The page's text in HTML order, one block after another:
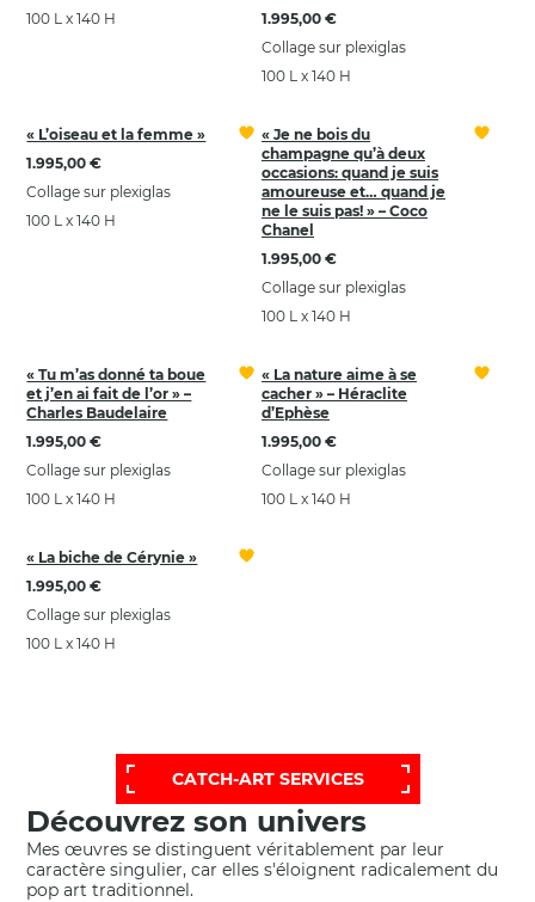
100 L x 140 H
1.995,00 €
Collage sur plexiglas
100 L x 140 H
« L’oiseau et la femme »
1.995,00 €
Collage sur plexiglas
100 L x 140 H
« Je ne bois du
champagne qu’à deux
occasions: quand je suis
amoureuse et… quand je
ne le suis pas! » – Coco
Chanel
1.995,00 €
Collage sur plexiglas
100 L x 140 H
« Tu m’as donné ta boue
et j’en ai fait de l’or » –
Charles Baudelaire
1.995,00 €
Collage sur plexiglas
100 L x 140 H
« La nature aime à se
cacher » – Héraclite
d’Ephèse
1.995,00 €
Collage sur plexiglas
100 L x 140 H
« La biche de Cérynie »
1.995,00 €
Collage sur plexiglas
100 L x 140 H
CATCH-ART SERVICES
Découvrez son univers
Mes œuvres se distinguent véritablement par leur
caractère singulier, car elles s'éloignent radicalement du
pop art traditionnel.